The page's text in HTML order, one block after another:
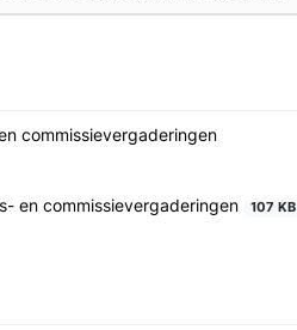
commissievergaderingen
en commissievergaderingen
107 KB